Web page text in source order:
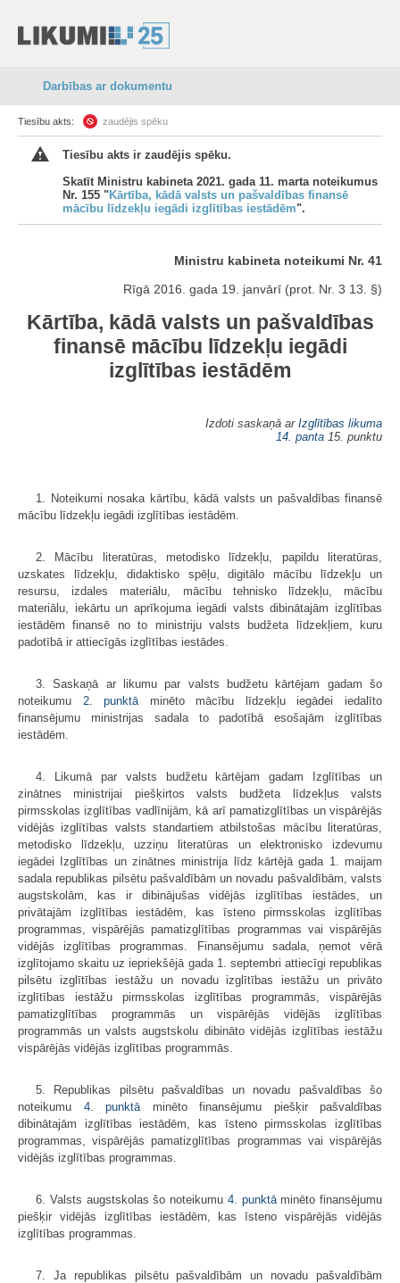
Darbības ar dokumentu
Tiesību akts: zaudējis spēku
Tiesību akts ir zaudējis spēku.
Skatīt Ministru kabineta 2021. gada 11. marta noteikumus
Nr. 155 "Kārtība, kādā valsts un pašvaldības finansē
mācību līdzekļu iegādi izglītības iestādēm".
Ministru kabineta noteikumi Nr. 41
Rīgā 2016. gada 19. janvārī (prot. Nr. 3 13. §)
Kārtība, kādā valsts un pašvaldības
finansē mācību līdzekļu iegādi
izglītības iestādēm
Izdoti saskaņā ar Izglītības likuma
14. panta 15. punktu
1. Noteikumi nosaka kārtību, kādā valsts un pašvaldības finansē
mācību līdzekļu iegādi izglītības iestādēm.
2. Mācību literatūras, metodisko līdzekļu, papildu literatūras,
uzskates līdzekļu, didaktisko spēļu, digitālo mācību līdzekļu un
resursu, izdales materiālu, mācību tehnisko līdzekļu, mācību
materiālu, iekārtu un aprīkojuma iegādi valsts dibinātajām izglītības
iestādēm finansē no to ministriju valsts budžeta līdzekļiem, kuru
padotībā ir attiecīgās izglītības iestādes.
3. Saskaņā ar likumu par valsts budžetu kārtējam gadam šo
noteikumu 2. punktā minēto mācību līdzekļu iegādei iedalīto
finansējumu ministrijas sadala to padotībā esošajām izglītības
iestādēm.
4. Likumā par valsts budžetu kārtējam gadam Izglītības un
zinātnes ministrijai piešķirtos valsts budžeta līdzekļus valsts
pirmsskolas izglītības vadlīnijām, kā arī pamatizglītības un vispārējās
vidējās izglītības valsts standartiem atbilstošas mācību literatūras,
metodisko līdzekļu, uzziņu literatūras un elektronisko izdevumu
iegādei Izglītības un zinātnes ministrija līdz kārtējā gada 1. maijam
sadala republikas pilsētu pašvaldībām un novadu pašvaldībām, valsts
augstskolām, kas ir dibinājušas vidējās izglītības iestādes, un
privātajām izglītības iestādēm, kas īsteno pirmsskolas izglītības
programmas, vispārējās pamatizglītības programmas vai vispārējās
vidējās izglītības programmas. Finansējumu sadala, ņemot vērā
izglītojamo skaitu uz iepriekšējā gada 1. septembri attiecīgi republikas
pilsētu izglītības iestāžu un novadu izglītības iestāžu un privāto
izglītības iestāžu pirmsskolas izglītības programmās, vispārējās
pamatizglītības programmās un vispārējās vidējās izglītības
programmās un valsts augstskolu dibināto vidējās izglītības iestāžu
vispārējās vidējās izglītības programmās.
5. Republikas pilsētu pašvaldības un novadu pašvaldības šo
noteikumu 4. punktā minēto finansējumu piešķir pašvaldības
dibinātajām izglītības iestādēm, kas īsteno pirmsskolas izglītības
programmas, vispārējās pamatizglītības programmas vai vispārējās
vidējās izglītības programmas.
6. Valsts augstskolas šo noteikumu 4. punktāminēto finansējumu
piešķir vidējās izglītības iestādēm, kas īsteno vispārējās vidējās
izglītības programmas.
7. Ja republikas pilsētu pašvaldībām un novadu pašvaldībām